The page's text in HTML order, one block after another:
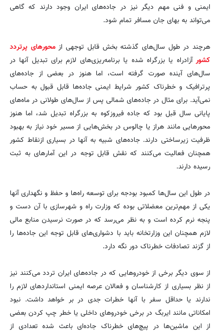
ایمنی و فنی مهم دیگر نیز در جاده‌های ایران وجود دارند که گاهی
می‌تواند به بهای جان مسافر تمام شود.
هرچند در طول سال‌های گذشته بخش قابل توجهی ازمحورهای پرتردد
کشورآزادراه یا بزرگراه شده یا برنامه‌ریزی‌های لازم برای تبدیل آنها در
سال‌های آینده صورت گرفته است، اما هنوز در بعضی از جاده‌های
پرترافیک و خطرناک کشور شرایط ایمنی جاده‌ها قابل قبول به حساب
نمی‌آید. برای مثال در جاده‌های شمالی پس از سال‌های طولانی در ماه‌های
پایانی سال قبل بود که جاده فیروزکوه به بزرگراه تبدیل شد، اما هنوز
محورهایی مانند هراز یا چالوس در بخش‌هایی از مسیر خود نیاز به بهبود
ظرفیت زیرساختی دارند. جاده‌های شبیه به آنها در بسیاری ازنقاط کشور
همچنان فعالیت می‌کنند که نقش قابل توجه در این آمارهای به ثبت
رسیده دارند.
در طول این سال‌ها کمبود بودجه برای توسعه راه‌ها و حفظ و نگهداری آنها
یکی از مهم‌ترین معضلاتی بوده که وزارت راه و شهرسازی با آن دست و
پنجه نرم کرده است و به نظر می‌رسد که در صورت نرسیدن منابع مالی
لازم همچنان این وزارتخانه باید با دشواری‌های قابل توجه این جاده‌ها را
از گزند تصادفات خطرناک دور نگه دارد.
از سوی دیگر برخی از خودروهایی که در جاده‌های ایران تردد می‌کنند نیز
از نظر بسیاری از کارشناسان و فعالان عرصه ایمنی استانداردهای لازم را
ندارند یا حداقل سفر با آنها خطرات جدی در بر خواهد داشت. نبود
امکاناتی مانند ایربگ در برخی خودروهای داخلی یا خطر چپ کردن بعضی
از این ماشین‌ها در پیچ‌های خطرناک جاده‌ای باعث شده تعدادی از